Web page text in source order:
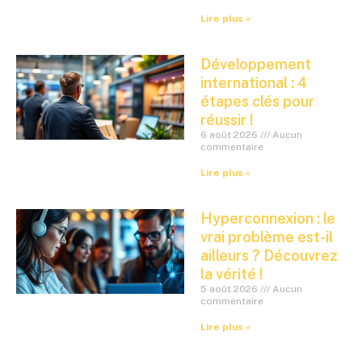
Lire plus »
Développement
international : 4
étapes clés pour
réussir !
6 août 2026
Aucun
commentaire
Lire plus »
Hyperconnexion : le
vrai problème est-il
ailleurs ? Découvrez
la vérité !
5 août 2026
Aucun
commentaire
Lire plus »